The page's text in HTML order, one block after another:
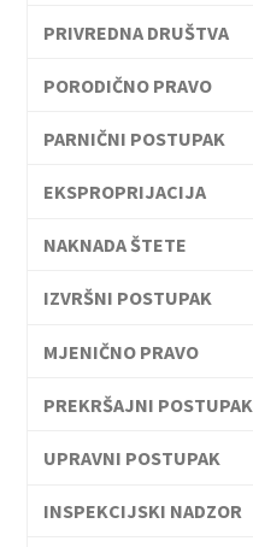
PRIVREDNA DRUŠTVA
PORODIČNO PRAVO
PARNIČNI POSTUPAK
EKSPROPRIJACIJA
NAKNADA ŠTETE
IZVRŠNI POSTUPAK
MJENIČNO PRAVO
PREKRŠAJNI POSTUPAK
UPRAVNI POSTUPAK
INSPEKCIJSKI NADZOR